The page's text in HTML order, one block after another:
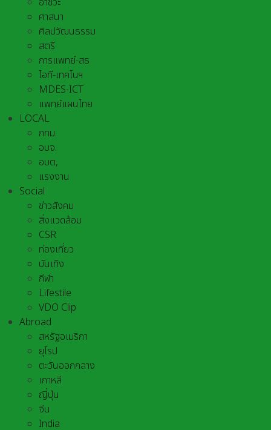
ศาสนา
ศิลปวัฒนธรรม
สตรี
การแพทย์-สธ
ไอที-เทคโนฯ
MDES-ICT
แพทย์แผนไทย
LOCAL
กทม.
อบจ.
อบต,
แรงงาน
Social
ข่าวสังคม
สิ่งแวดล้อม
CSR
ท่องเที่ยว
บันเทิง
กีฬา
Lifestile
VDO Clip
Abroad
สหรัฐอเมริกา
ยุโรป
ตะวันออกกลาง
เกาหลี
ญี่ปุ่น
จีน
India